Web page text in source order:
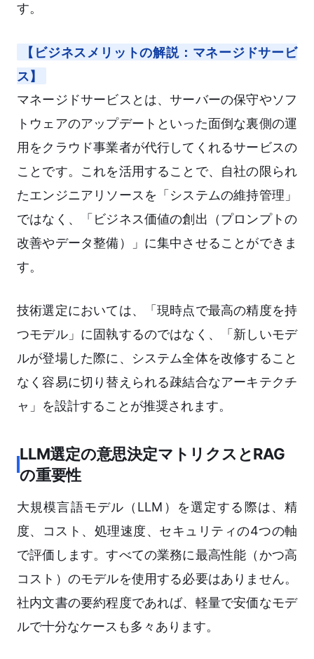
す。
【ビジネスメリットの解説：マネージドサービ
ス】
マネージドサービスとは、サーバーの保守やソフ
トウェアのアップデートといった面倒な裏側の運
用をクラウド事業者が代行してくれるサービスの
ことです。これを活用することで、自社の限られ
たエンジニアリソースを「システムの維持管理」
ではなく、「ビジネス価値の創出（プロンプトの
改善やデータ整備）」に集中させることができま
す。
技術選定においては、「現時点で最高の精度を持
つモデル」に固執するのではなく、「新しいモデ
ルが登場した際に、システム全体を改修すること
なく容易に切り替えられる疎結合なアーキテクチ
ャ」を設計することが推奨されます。
LLM選定の意思決定マトリクスとRAG
の重要性
大規模言語モデル（LLM）を選定する際は、精
度、コスト、処理速度、セキュリティの4つの軸
で評価します。すべての業務に最高性能（かつ高
コスト）のモデルを使用する必要はありません。
社内文書の要約程度であれば、軽量で安価なモデ
ルで十分なケースも多々あります。